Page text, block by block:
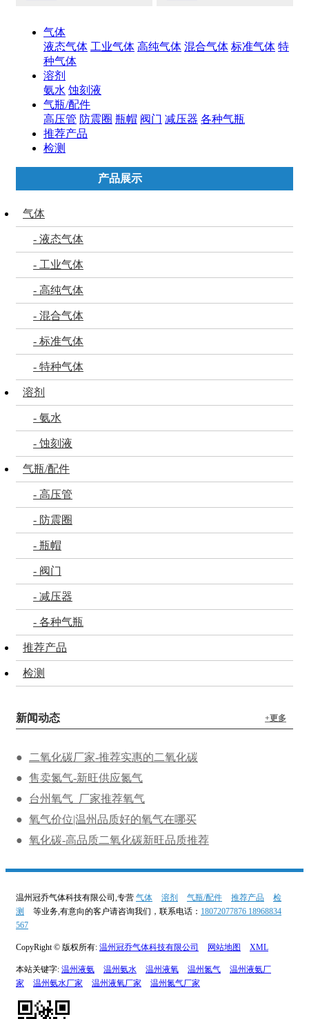
气体
液态气体 工业气体 高纯气体 混合气体 标准气体 特
种气体
溶剂
氨水 蚀刻液
气瓶/配件
高压管 防震圈 瓶帽 阀门 减压器 各种气瓶
推荐产品
检测
产品展示
气体
- 液态气体
- 工业气体
- 高纯气体
- 混合气体
- 标准气体
- 特种气体
溶剂
- 氨水
- 蚀刻液
气瓶/配件
- 高压管
- 防震圈
- 瓶帽
- 阀门
- 减压器
- 各种气瓶
推荐产品
检测
新闻动态 +更多
二氧化碳厂家-推荐实惠的二氧化碳
售卖氮气-新旺供应氮气
台州氧气_厂家推荐氧气
氧气价位|温州品质好的氧气在哪买
氧化碳-高品质二氧化碳新旺品质推荐
温州冠乔气体科技有限公司,专营 气体 溶剂 气瓶/配件 推荐产品
检
测
等业务,有意向的客户请咨询我们，联系电话： 18072077876 18968834
567
CopyRight © 版权所有: 温州冠乔气体科技有限公司 网站地图 XML
本站关键字: 温州液氨 温州氨水 温州液氧 温州氮气
温州液氨厂
家
温州氨水厂家 温州液氧厂家 温州氮气厂家